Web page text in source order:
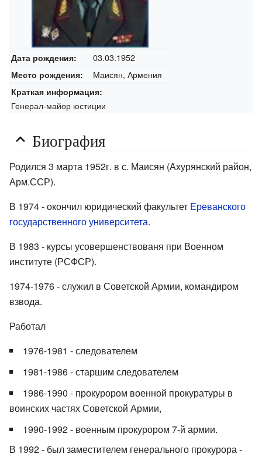
Дата рождения: 03.03.1952
Место рождения: Маисян, Армения
Краткая информация:
Генерал-майор юстиции
Биография
Родился 3 марта 1952г. в с. Маисян (Ахурянский район,
Арм.ССР).
В 1974 - окончил юридический факультет Ереванского
государственного университета.
В 1983 - курсы усовершенствованя при Военном
институте (РСФСР).
1974-1976 - служил в Советской Армии, командиром
взвода.
Работал
1976-1981 - следователем
1981-1986 - старшим следователем
1986-1990 - прокурором военной прокуратуры в
воинских частях Советской Армии,
1990-1992 - военным прокурором 7-й армии.
В 1992 - был заместителем генерального прокурора -